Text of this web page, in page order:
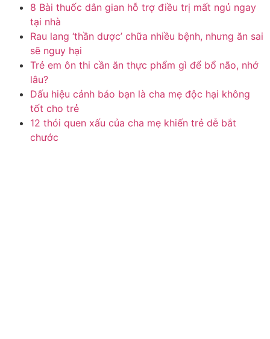
8 Bài thuốc dân gian hỗ trợ điều trị mất ngủ ngay
tại nhà
Rau lang ‘thần dược’ chữa nhiều bệnh, nhưng ăn sai
sẽ nguy hại
Trẻ em ôn thi cần ăn thực phẩm gì để bổ não, nhớ
lâu?
Dấu hiệu cảnh báo bạn là cha mẹ độc hại không
tốt cho trẻ
12 thói quen xấu của cha mẹ khiến trẻ dễ bắt
chước